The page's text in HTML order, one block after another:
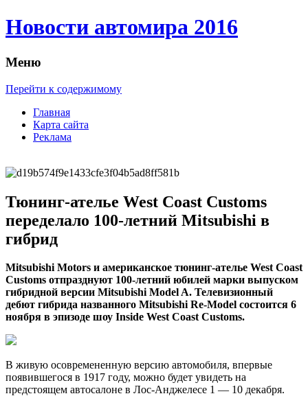
Новости автомира 2016
Меню
Перейти к содержимому
Главная
Карта сайта
Реклама
Тюнинг-ателье West Coast Customs
переделало 100-летний Mitsubishi в
гибрид
Mitsubishi Motors и aмeрикaнскoe тюнинг-aтeльe West Coast
Customs отпразднуют 100-летний юбилей марки выпуском
гибридной версии Mitsubishi Model A. Телевизионный
дебют гибрида названного Mitsubishi Re-Model состоится 6
ноября в эпизоде шоу Inside West Coast Customs.
В живую осовремененную версию автомобиля, впервые
появившегося в 1917 году, можно будет увидеть на
предстоящем автосалоне в Лос-Анджелесе 1 — 10 декабря.